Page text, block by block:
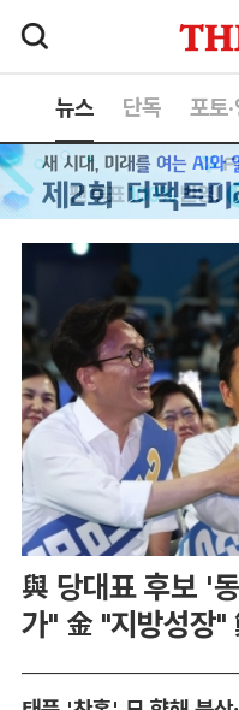
뉴스 단독 포토
與 당대표 후보 '
가" 金 "지방성장"